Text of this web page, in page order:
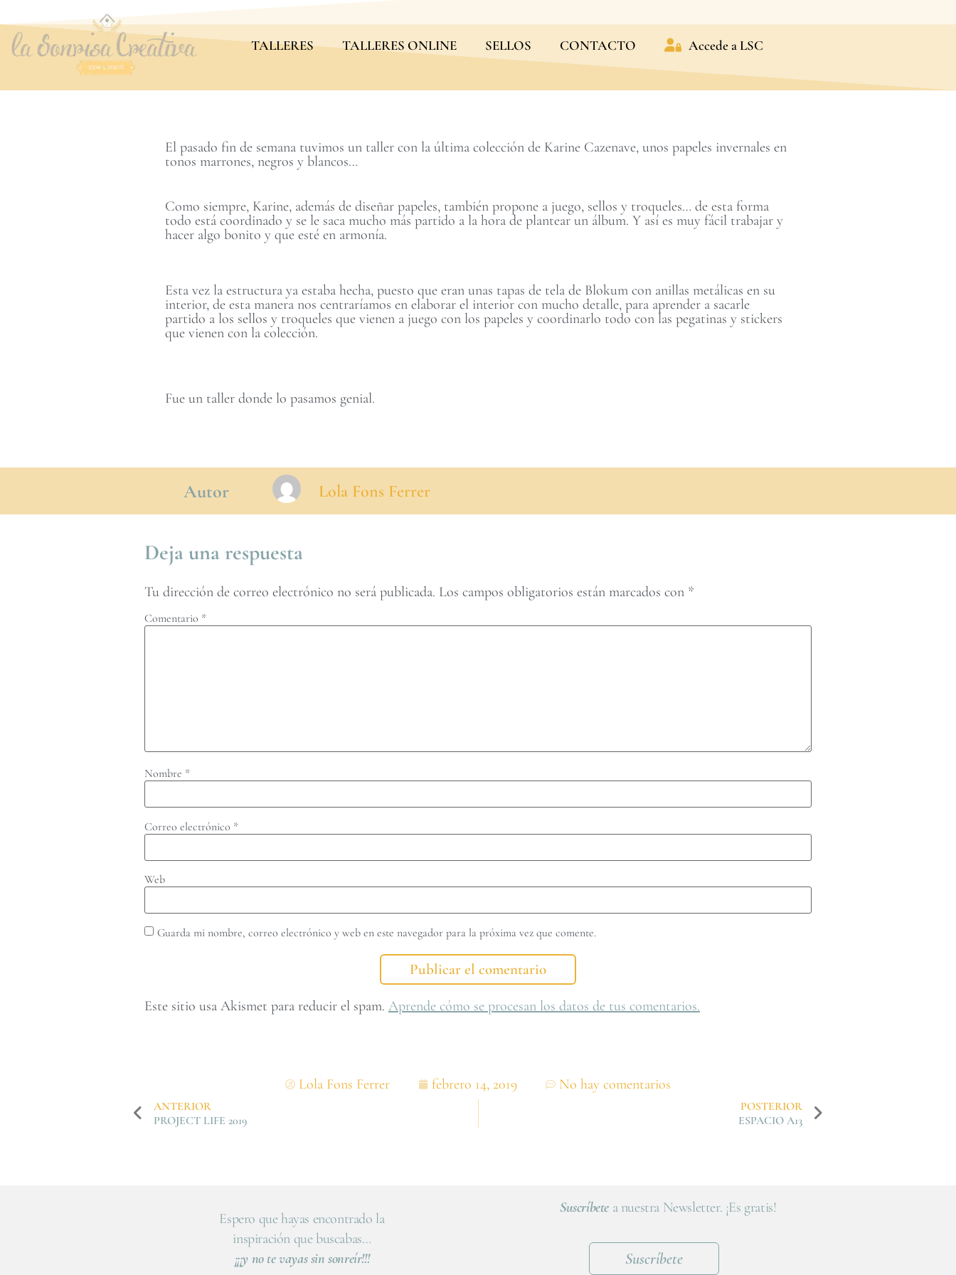
TALLERES TALLERES ONLINE SELLOS CONTACTO Accede a LSC
El pasado fin de semana tuvimos un taller con la última colección de Karine Cazenave, unos papeles invernales en
tonos marrones, negros y blancos…
Como siempre, Karine, además de diseñar papeles, también propone a juego, sellos y troqueles… de esta forma
todo está coordinado y se le saca mucho más partido a la hora de plantear un álbum. Y así es muy fácil trabajar y
hacer algo bonito y que esté en armonía.
Esta vez la estructura ya estaba hecha, puesto que eran unas tapas de tela de Blokum con anillas metálicas en su
interior, de esta manera nos centraríamos en elaborar el interior con mucho detalle, para aprender a sacarle
partido a los sellos y troqueles que vienen a juego con los papeles y coordinarlo todo con las pegatinas y stickers
que vienen con la colección.
Fue un taller donde lo pasamos genial.
Autor Lola Fons Ferrer
Deja una respuesta
Tu dirección de correo electrónico no será publicada. Los campos obligatorios están marcados con *
Comentario *
Nombre *
Correo electrónico *
Web
Guarda mi nombre, correo electrónico y web en este navegador para la próxima vez que comente.
Este sitio usa Akismet para reducir el spam. Aprende cómo se procesan los datos de tus comentarios.
Lola Fons Ferrer febrero 14, 2019 No hay comentarios
ANTERIOR
PROJECT LIFE 2019
POSTERIOR
ESPACIO A13
Espero que hayas encontrado la
inspiración que buscabas…
¡¡¡y no te vayas sin sonreír!!!
Suscríbete a nuestra Newsletter. ¡Es gratis!
Suscríbete